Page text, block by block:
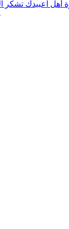
أهل اعبيدك تشكر